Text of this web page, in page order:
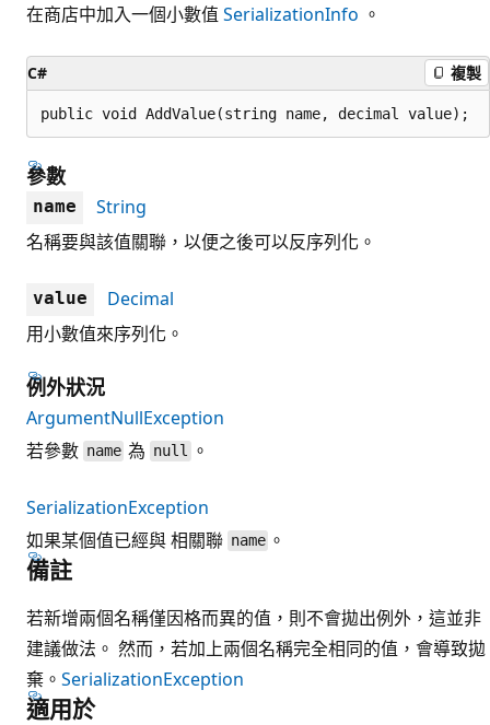
在商店中加入一個小數值 SerializationInfo 。
C# 複製
public void AddValue(string name, decimal value);
參數
name
String
名稱要與該值關聯，以便之後可以反序列化。
value
Decimal
用小數值來序列化。
例外狀況
ArgumentNullException
若參數 name 為 null 。
SerializationException
如果某個值已經與 相關聯 name 。
備註
若新增兩個名稱僅因格而異的值，則不會拋出例外，這並非
建議做法。 然而，若加上兩個名稱完全相同的值，會導致拋
棄。 SerializationException
適用於